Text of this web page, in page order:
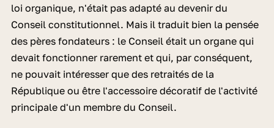
loi organique, n'était pas adapté au devenir du
Conseil constitutionnel. Mais il traduit bien la pensée
des pères fondateurs : le Conseil était un organe qui
devait fonctionner rarement et qui, par conséquent,
ne pouvait intéresser que des retraités de la
République ou être l'accessoire décoratif de l'activité
principale d'un membre du Conseil.